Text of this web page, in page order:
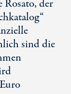
der
sind die